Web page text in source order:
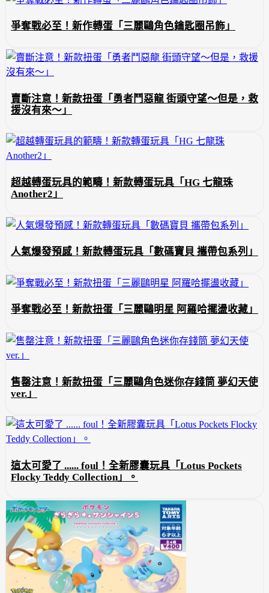
爭奪戰必至！新作轉蛋「三麗鷗角色鑰匙圈吊飾」
賣斷注意！新款扭蛋「勇者鬥惡龍 街頭守望～但是，救
援沒有來～」
超越轉蛋玩具的範疇！新款轉蛋玩具「HG 七龍珠
Another2」
人氣爆發預感！新款轉蛋玩具「數碼寶貝 攜帶包系列」
爭奪戰必至！新款扭蛋「三麗鷗明星 阿羅哈擺盪收藏」
售罄注意！新款扭蛋「三麗鷗角色迷你存錢筒 夢幻天使
ver.」
這太可愛了 ...... foul！全新膠囊玩具「Lotus Pockets
Flocky Teddy Collection」。